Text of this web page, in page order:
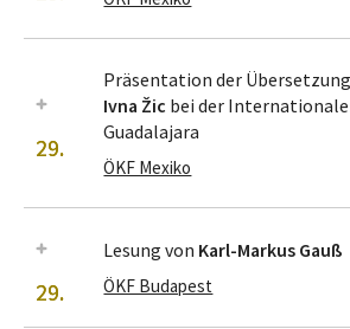
29.
Präsentation der Übersetzung
Ivna Žic bei der
Guadalajara
ÖKF Mexiko
29.
Lesung von Karl-Markus Gauß
ÖKF Budapest